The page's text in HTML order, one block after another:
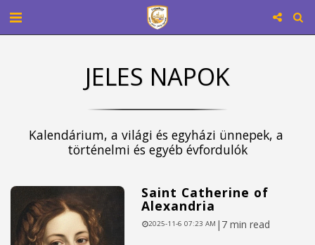
JELES NAPOK
Kalendárium, a világi és egyházi ünnepek, a
történelmi és egyéb évfordulók
Saint Catherine of
Alexandria
2025-11-6 07:23 AM | 7 min read